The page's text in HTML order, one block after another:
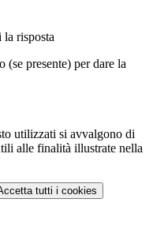
la risposta
(se presente) per dare la
utilizzati si avvalgono di
alle finalità illustrate nella
tutti i cookies